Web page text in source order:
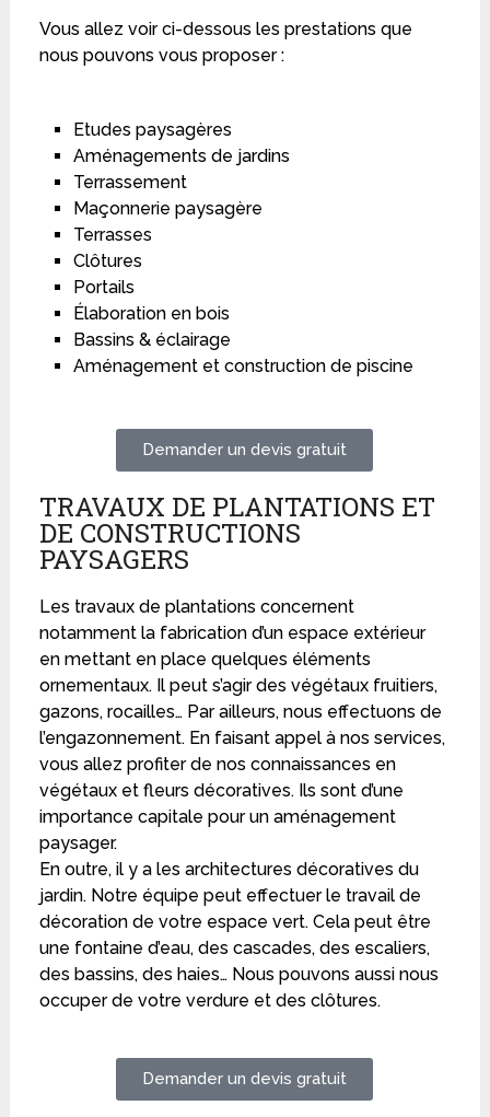
Vous allez voir ci-dessous les prestations que
nous pouvons vous proposer :
Etudes paysagères
Aménagements de jardins
Terrassement
Maçonnerie paysagère
Terrasses
Clôtures
Portails
Élaboration en bois
Bassins & éclairage
Aménagement et construction de piscine
Demander un devis gratuit
TRAVAUX DE PLANTATIONS ET
DE CONSTRUCTIONS
PAYSAGERS
Les travaux de plantations concernent
notamment la fabrication d’un espace extérieur
en mettant en place quelques éléments
ornementaux. Il peut s’agir des végétaux fruitiers,
gazons, rocailles… Par ailleurs, nous effectuons de
l’engazonnement. En faisant appel à nos services,
vous allez profiter de nos connaissances en
végétaux et fleurs décoratives. Ils sont d’une
importance capitale pour un aménagement
paysager.
En outre, il y a les architectures décoratives du
jardin. Notre équipe peut effectuer le travail de
décoration de votre espace vert. Cela peut être
une fontaine d’eau, des cascades, des escaliers,
des bassins, des haies… Nous pouvons aussi nous
occuper de votre verdure et des clôtures.
Demander un devis gratuit